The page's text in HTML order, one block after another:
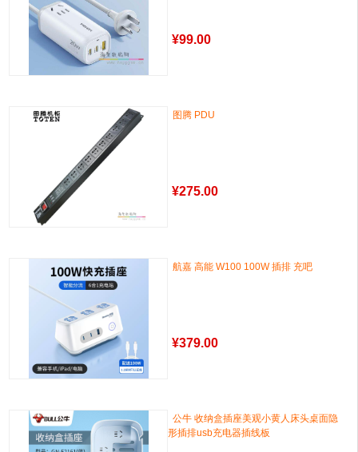
¥99.00
图腾 PDU
¥275.00
航嘉 高能 W100 100W 插排 充吧
¥379.00
公牛 收纳盒插座美观小黄人床头桌面隐
形插排usb充电器插线板